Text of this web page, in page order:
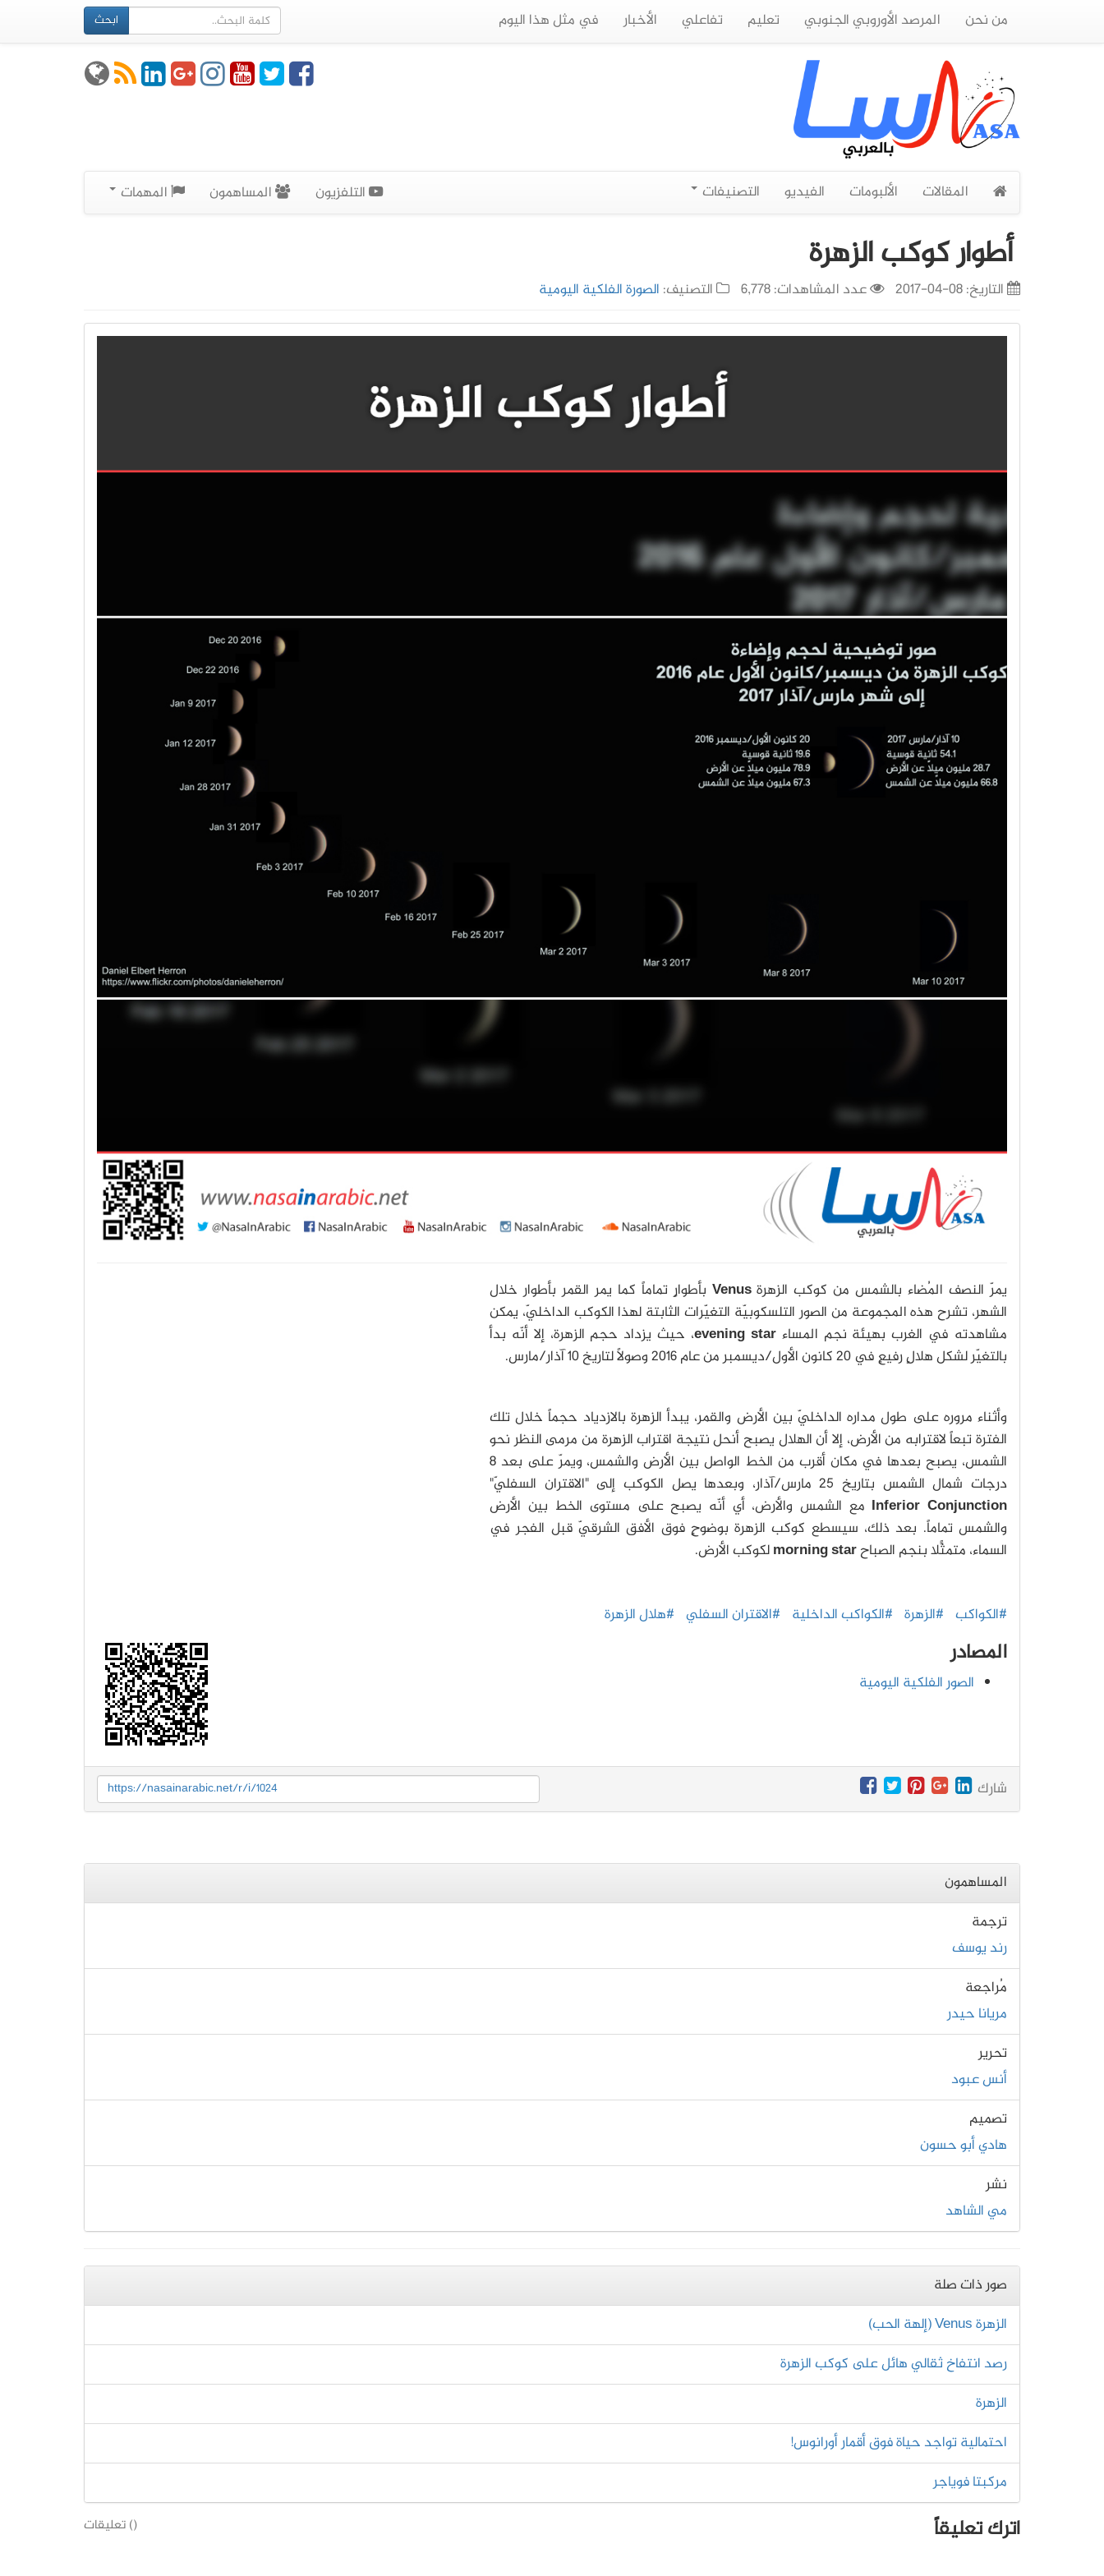
من نحن المرصد الأوروبي الجنوبي تعليم تفاعلي الأخبار في مثل هذا اليوم ابحث
المقالات الألبومات الفيديو التصنيفات التلفزيون المساهمون المهمات
أطوار كوكب الزهرة
التاريخ:08-04-2017 عدد المشاهدات: 6,778 التصنيف: الصورة الفلكية اليومية
يمرّ النصف المُضاء بالشمس من كوكب الزهرةVenus
بأطوارٍ تماماً كما يمر القمر بأطوار خلال
الشهر، تشرح هذه المجموعة من الصور التلسكوبيّة التغيّرات الثابتة لهذا الكوكب الداخليّ، يمكن
مشاهدته في الغرب بهيئة نجم المساءevening star، حيث يزداد حجم الزهرة، إلا أنّه بدأ
بالتغيّر لشكل هلالٍ رفيعٍ في 20 كانون الأول/ديسمبر من عام 2016 وصولاً لتاريخ 10 آذار/مارس.
وأثناء مروره على طول مداره الداخليّ بين الأرض والقمر، يبدأ الزهرة بالازدياد حجماً خلال تلك
الفترة تبعاً لاقترابه من الأرض، إلا أن الهلال يصبح أنحل نتيجة اقتراب الزهرة من مرمى النظر نحو
الشمس، يصبح بعدها في مكان أقرب من الخط الواصل بين الأرض والشمس، ويمرّ على بعد 8
درجات شمال الشمس بتاريخ 25 مارس/آذار، وبعدها يصل الكوكب إلى "الاقتران السفليّ"
Inferior Conjunction مع الشمس والأرض، أي أنّه يصبح على مستوى الخط بين الأرض
والشمس تماماً. بعد ذلك، سيسطع كوكب الزهرة بوضوحٍ فوق الأفق الشرقيّ قبل الفجر في
السماء، متمثّلاً بنجم الصباحmorning starلكوكب الأرض.
#الكواكب #الزهرة #الكواكب الداخلية #الاقتران السفلي #هلال الزهرة
المصادر
الصور الفلكية اليومية
شارك https://nasainarabic.net/r/i/1024
المساهمون
ترجمة
رند يوسف
مُراجعة
مريانا حيدر
تحرير
أنس عبود
تصميم
هادي أبو حسون
نشر
مي الشاهد
صور ذات صلة
الزهرة Venus (إلهة الحب)
رصد انتفاخ ثقالي هائل على كوكب الزهرة
الزهرة
احتمالية تواجد حياة فوق أقمار أورانوس!
مركبتا فوياجر
اترك تعليقاً () تعليقات